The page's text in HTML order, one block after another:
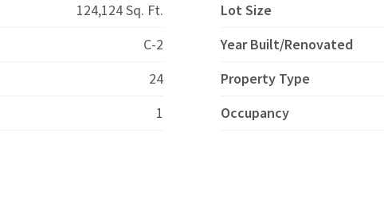
124,124 Sq. Ft. Lot Size
C-2 Year Built/Renovated
24 Property Type
1 Occupancy